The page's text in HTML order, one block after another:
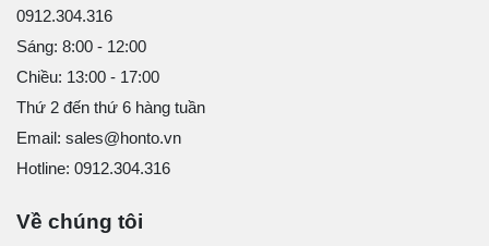
0912.304.316
Sáng: 8:00 - 12:00
Chiều: 13:00 - 17:00
Thứ 2 đến thứ 6 hàng tuần
Email: sales@honto.vn
Hotline: 0912.304.316
Về chúng tôi